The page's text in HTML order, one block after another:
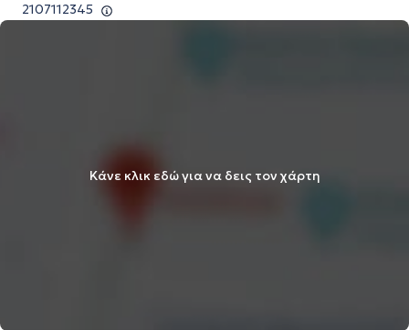
2107112345
Κάνε κλικ εδώ για να δεις τον χάρτη